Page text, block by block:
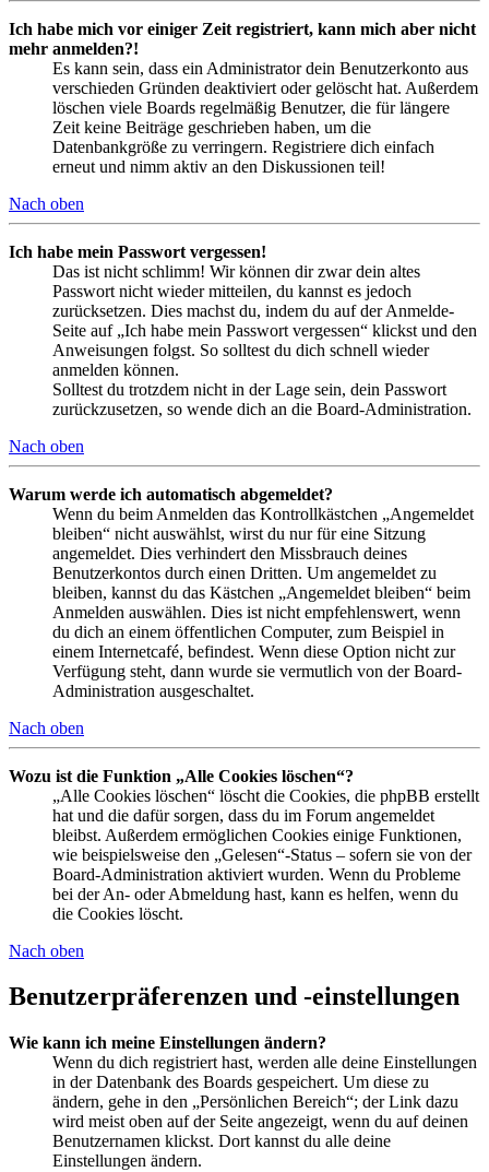
Ich habe mich vor einiger Zeit registriert, kann mich aber nicht
mehr anmelden?!
Es kann sein, dass ein Administrator dein Benutzerkonto aus
verschieden Gründen deaktiviert oder gelöscht hat. Außerdem
löschen viele Boards regelmäßig Benutzer, die für längere
Zeit keine Beiträge geschrieben haben, um die
Datenbankgröße zu verringern. Registriere dich einfach
erneut und nimm aktiv an den Diskussionen teil!
Nach oben
Ich habe mein Passwort vergessen!
Das ist nicht schlimm! Wir können dir zwar dein altes
Passwort nicht wieder mitteilen, du kannst es jedoch
zurücksetzen. Dies machst du, indem du auf der Anmelde-
Seite auf „Ich habe mein Passwort vergessen“ klickst und den
Anweisungen folgst. So solltest du dich schnell wieder
anmelden können.
Solltest du trotzdem nicht in der Lage sein, dein Passwort
zurückzusetzen, so wende dich an die Board-Administration.
Nach oben
Warum werde ich automatisch abgemeldet?
Wenn du beim Anmelden das Kontrollkästchen „Angemeldet
bleiben“ nicht auswählst, wirst du nur für eine Sitzung
angemeldet. Dies verhindert den Missbrauch deines
Benutzerkontos durch einen Dritten. Um angemeldet zu
bleiben, kannst du das Kästchen „Angemeldet bleiben“ beim
Anmelden auswählen. Dies ist nicht empfehlenswert, wenn
du dich an einem öffentlichen Computer, zum Beispiel in
einem Internetcafé, befindest. Wenn diese Option nicht zur
Verfügung steht, dann wurde sie vermutlich von der Board-
Administration ausgeschaltet.
Nach oben
Wozu ist die Funktion „Alle Cookies löschen“?
„Alle Cookies löschen“ löscht die Cookies, die phpBB erstellt
hat und die dafür sorgen, dass du im Forum angemeldet
bleibst. Außerdem ermöglichen Cookies einige Funktionen,
wie beispielsweise den „Gelesen“-Status – sofern sie von der
Board-Administration aktiviert wurden. Wenn du Probleme
bei der An- oder Abmeldung hast, kann es helfen, wenn du
die Cookies löscht.
Nach oben
Benutzerpräferenzen und -einstellungen
Wie kann ich meine Einstellungen ändern?
Wenn du dich registriert hast, werden alle deine Einstellungen
in der Datenbank des Boards gespeichert. Um diese zu
ändern, gehe in den „Persönlichen Bereich“; der Link dazu
wird meist oben auf der Seite angezeigt, wenn du auf deinen
Benutzernamen klickst. Dort kannst du alle deine
Einstellungen ändern.